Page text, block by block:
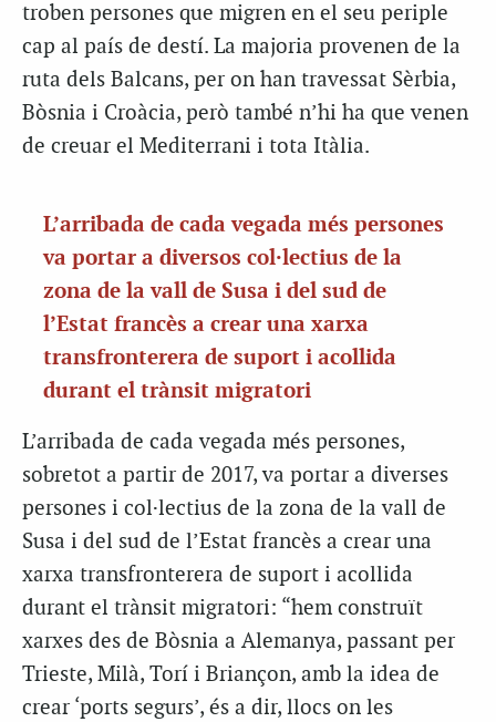
troben persones que migren en el seu periple
cap al país de destí. La majoria provenen de la
ruta dels Balcans, per on han travessat Sèrbia,
Bòsnia i Croàcia, però també n’hi ha que venen
de creuar el Mediterrani i tota Itàlia.
L’arribada de cada vegada més persones
va portar a diversos col·lectius de la
zona de la vall de Susa i del sud de
l’Estat francès a crear una xarxa
transfronterera de suport i acollida
durant el trànsit migratori
L’arribada de cada vegada més persones,
sobretot a partir de 2017, va portar a diverses
persones i col·lectius de la zona de la vall de
Susa i del sud de l’Estat francès a crear una
xarxa transfronterera de suport i acollida
durant el trànsit migratori: “hem construït
xarxes des de Bòsnia a Alemanya, passant per
Trieste, Milà, Torí i Briançon, amb la idea de
crear ‘ports segurs’, és a dir, llocs on les